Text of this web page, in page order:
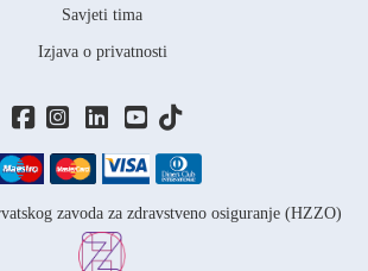
zavoda za zdravstveno osiguranje (HZZO)
Savjeti tima
Izjava o privatnosti